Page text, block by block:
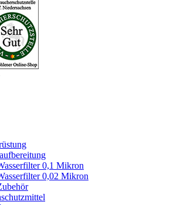
0,1 Mikron
0,02 Mikron